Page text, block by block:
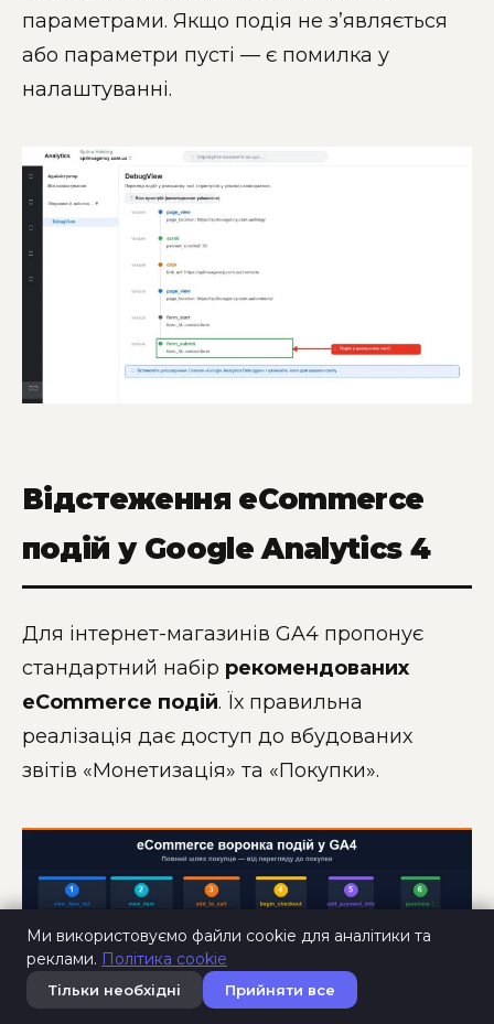
параметрами. Якщо подія не з’являється
або параметри пусті — є помилка у
налаштуванні.
Відстеження eCommerce
подій у Google Analytics 4
Для інтернет-магазинів GA4 пропонує
стандартний набір рекомендованих
eCommerce подій. Їх правильна
реалізація дає доступ до вбудованих
звітів «Монетизація» та «Покупки».
Ми використовуємо файли cookie для аналітики та
реклами. Політика cookie
Тільки необхідні Прийняти все